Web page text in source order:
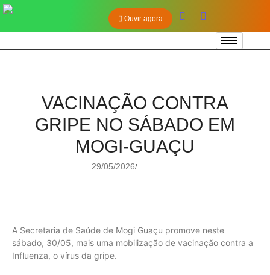
Ouvir agora
VACINAÇÃO CONTRA
GRIPE NO SÁBADO EM
MOGI-GUAÇU
29/05/2026/
A Secretaria de Saúde de Mogi Guaçu promove neste
sábado, 30/05, mais uma mobilização de vacinação contra a
Influenza, o vírus da gripe.